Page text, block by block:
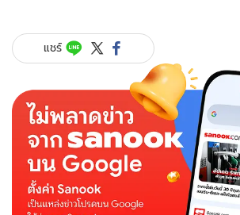
พิธี
นว
2565
วัด
แขก
สีลม
ก.ย.
แชร์